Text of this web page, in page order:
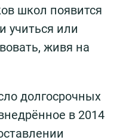
школ появится
учиться или
живя на
долгосрочных
в 2014